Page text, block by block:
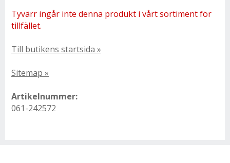
Tyvärr ingår inte denna produkt i vårt sortiment för
tillfället.
Till butikens startsida »
Sitemap »
Artikelnummer:
061-242572